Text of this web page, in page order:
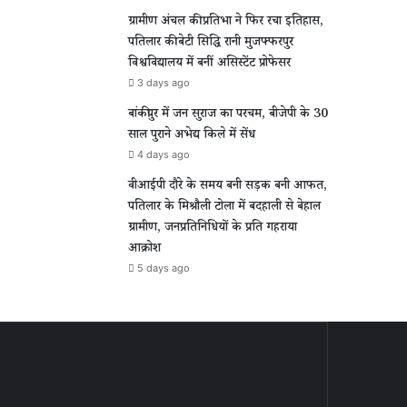
ग्रामीण अंचल की प्रतिभा ने फिर रचा इतिहास,
पतिलार की बेटी सिद्धि रानी मुजफ्फरपुर
विश्वविद्यालय में बनीं असिस्टेंट प्रोफेसर
3 days ago
बांकीपुर में जन सुराज का परचम, बीजेपी के 30
साल पुराने अभेद्य किले में सेंध
4 days ago
वीआईपी दौरे के समय बनी सड़क बनी आफत,
पतिलार के मिश्रौली टोला में बदहाली से बेहाल
ग्रामीण, जनप्रतिनिधियों के प्रति गहराया
आक्रोश
5 days ago